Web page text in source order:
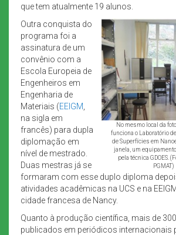
que tem atualmente 19 alunos.
No mesmo local da
funciona o Laboratório
de Superfícies em
janela, um
pela técnica GDOES.
PGMAT)
Outra conquista do
programa foi a
assinatura de um
convênio com a
Escola Europeia de
Engenheiros em
Engenharia de
Materiais (EEIGM
na sigla em
francês) para dupla
diplomação em
nível de mestrado.
Duas mestras já se
formaram com esse duplo diploma
atividades acadêmicas na UCS e na
cidade francesa de Nancy.
Quanto à produção científica, mais de
publicados em periódicos internacionais